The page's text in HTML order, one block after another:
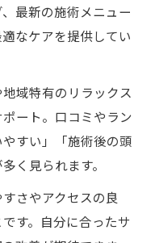
最新の施術メニュー
なケアを提供してい
域特有のリラックス
ート。口コミやラン
すい」「施術後の頭
く見られます。
さやアクセスの良
す。自分に合ったサ